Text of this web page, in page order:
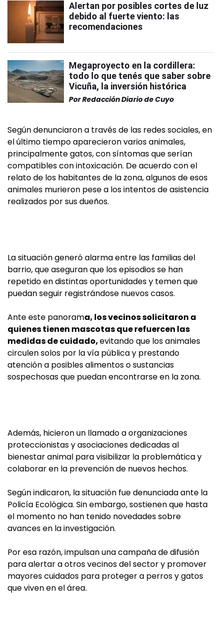
Alertan por posibles cortes de luz
debido al fuerte viento: las
recomendaciones
Megaproyecto en la cordillera:
todo lo que tenés que saber sobre
Vicuña, la inversión histórica
PorRedacción Diario de Cuyo
Según denunciaron a través de las redes sociales, en
el último tiempo aparecieron varios animales,
principalmente gatos, con síntomas que serían
compatibles con intoxicación. De acuerdo con el
relato de los habitantes de la zona, algunos de esos
animales murieron pese a los intentos de asistencia
realizados por sus dueños.
La situación generó alarma entre las familias del
barrio, que aseguran que los episodios se han
repetido en distintas oportunidades y temen que
puedan seguir registrándose nuevos casos.
Ante este panorama, los vecinos solicitaron a
quienes tienen mascotas que refuercen las
medidas de cuidado,evitando que los animales
circulen solos por la vía pública y prestando
atención a posibles alimentos o sustancias
sospechosas que puedan encontrarse en la zona.
Además, hicieron un llamado a organizaciones
proteccionistas y asociaciones dedicadas al
bienestar animal para visibilizar la problemática y
colaborar en la prevención de nuevos hechos.
Según indicaron, la situación fue denunciada ante la
Policía Ecológica. Sin embargo, sostienen que hasta
el momento no han tenido novedades sobre
avances en la investigación.
Por esa razón, impulsan una campaña de difusión
para alertar a otros vecinos del sector y promover
mayores cuidados para proteger a perros y gatos
que viven en el área.